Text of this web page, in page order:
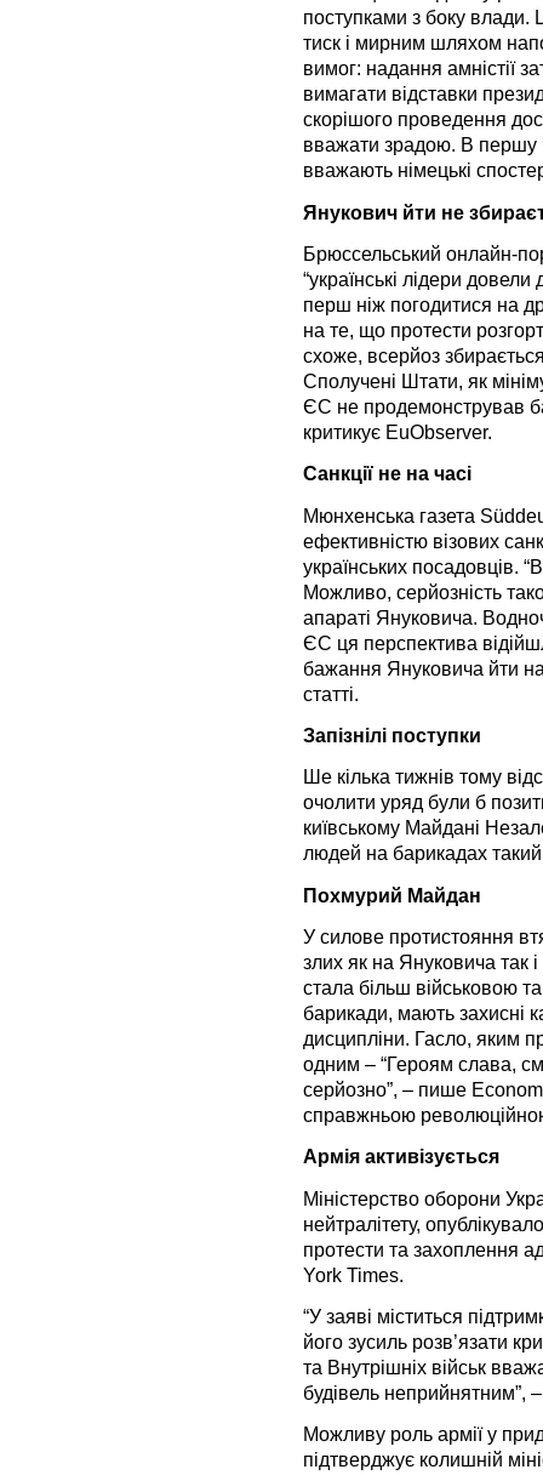
поступками з боку влади.
тиск і мирним шляхом
вимог: надання амністії
вимагати відставки
скорішого проведення
вважати зрадою. В першу
вважають німецькі
Янукович йти не
Брюссельський онлайн-
“українські лідери
перш ніж погодитися на
на те, що протести
схоже, всерйоз
Сполучені Штати, як
ЄС не продемонстрував
критикує EuObserver.
Санкції не на часі
Мюнхенська газета
ефективністю візових
українських посадовців.
Можливо, серйозність
апараті Януковича.
ЄС ця перспектива
бажання Януковича йти
статті.
Запізнілі поступки
Ше кілька тижнів тому
очолити уряд були б
київському Майдані
людей на барикадах
Похмурий Майдан
У силове протистояння
злих як на Януковича так
стала більш військовою
барикади, мають захисні
дисципліни. Гасло, яким
одним – “Героям слава,
серйозно”, – пише
справжньою
Армія активізується
Міністерство оборони
нейтралітету,
протести та захоплення
York Times.
“У заяві міститься
його зусиль розв’язати
та Внутрішніх військ
будівель неприйнятним”,
Можливу роль армії у
підтверджує колишній